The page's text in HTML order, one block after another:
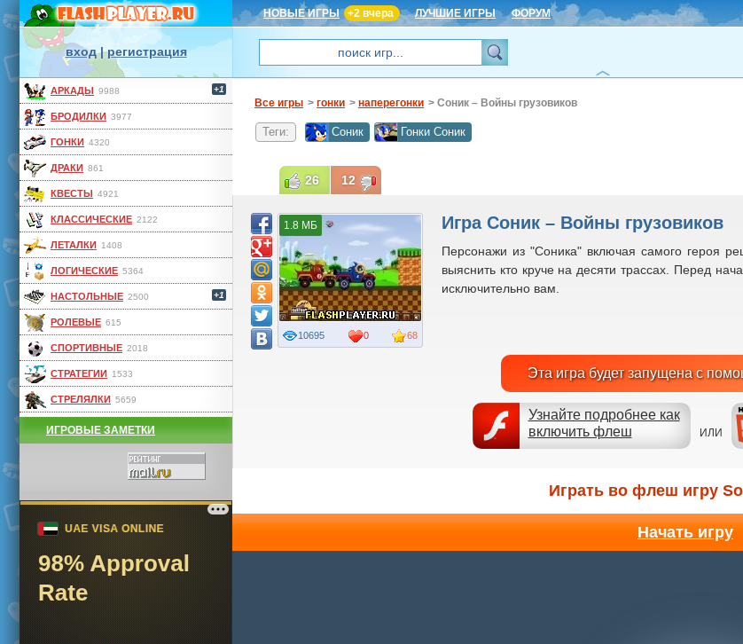
НОВЫЕ ИГРЫ +2 вчера ЛУЧШИЕ ИГРЫ ФОРУМ
вход|регистрация
АРКАДЫ 9988 +1
БРОДИЛКИ 3977
ГОНКИ 4320
ДРАКИ 861
КВЕСТЫ 4921
КЛАССИЧЕСКИЕ 2122
ЛЕТАЛКИ 1408
ЛОГИЧЕСКИЕ 5364
НАСТОЛЬНЫЕ 2500 +1
РОЛЕВЫЕ 615
СПОРТИВНЫЕ 2018
СТРАТЕГИИ 1533
СТРЕЛЯЛКИ 5659
ИГРОВЫЕ ЗАМЕТКИ
Все игры > гонки > наперегонки > Соник – Войны грузовиков
Теги: Соник Гонки Соник
Игра Соник – Войны грузовиков
Персонажи из "Соника" включая самого героя
выяснить кто круче на десяти трассах. Перед
исключительно вам.
Эта игра будет запущена с
Узнайте подробнее как
включить флеш
ИЛИ
68
10695 0
1.8 МБ
26 12
Играть во флеш игру
Начать игру